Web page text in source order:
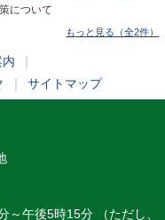
について
もっと見る（全2件）
サイトマップ
～午後5時15分 （ただし、